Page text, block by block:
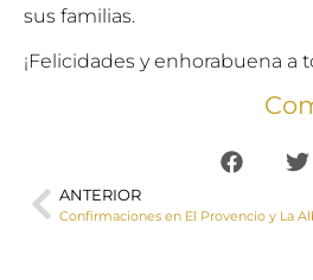
sus familias.
¡Felicidades y enhorabuena a
ANTERIOR
Confirmaciones en El Provencio y La